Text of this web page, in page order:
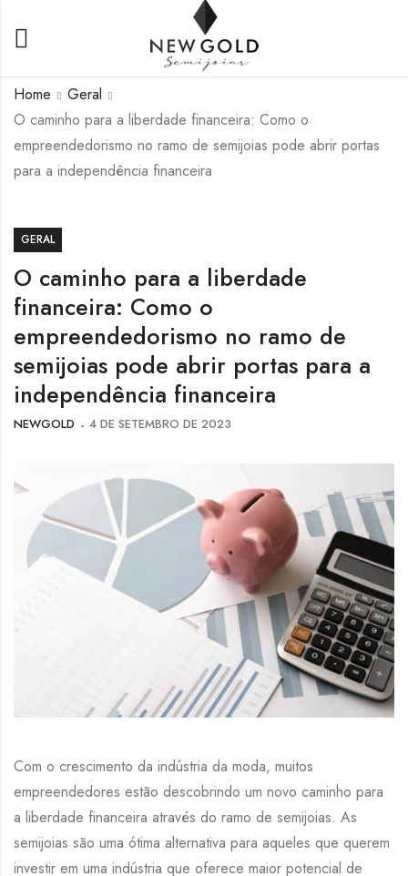
Home
Geral
O caminho para a liberdade financeira: Como o
empreendedorismo no ramo de semijoias pode abrir portas
para a independência financeira
GERAL
O caminho para a liberdade
financeira: Como o
empreendedorismo no ramo de
semijoias pode abrir portas para a
independência financeira
NEWGOLD 4 DE SETEMBRO DE 2023
Com o crescimento da indústria da moda, muitos
empreendedores estão descobrindo um novo caminho para
a liberdade financeira através do ramo de semijoias. As
semijoias são uma ótima alternativa para aqueles que querem
investir em uma indústria que oferece maior potencial de